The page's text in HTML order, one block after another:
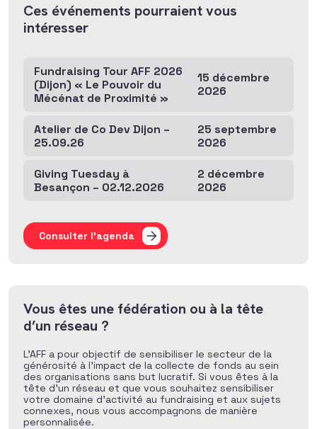
Ces événements pourraient vous
intéresser
Fundraising Tour AFF 2026
(Dijon) « Le Pouvoir du
Mécénat de Proximité »
15 décembre
2026
Atelier de Co Dev Dijon –
25.09.26
25 septembre
2026
Giving Tuesday à
Besançon – 02.12.2026
2 décembre
2026
Consulter l'agenda
Vous êtes une fédération ou à la tête
d’un réseau ?
L’AFF a pour objectif de sensibiliser le secteur de la
générosité à l’impact de la collecte de fonds au sein
des organisations sans but lucratif. Si vous êtes à la
tête d’un réseau et que vous souhaitez sensibiliser
votre domaine d’activité au fundraising et aux sujets
connexes, nous vous accompagnons de manière
personnalisée.